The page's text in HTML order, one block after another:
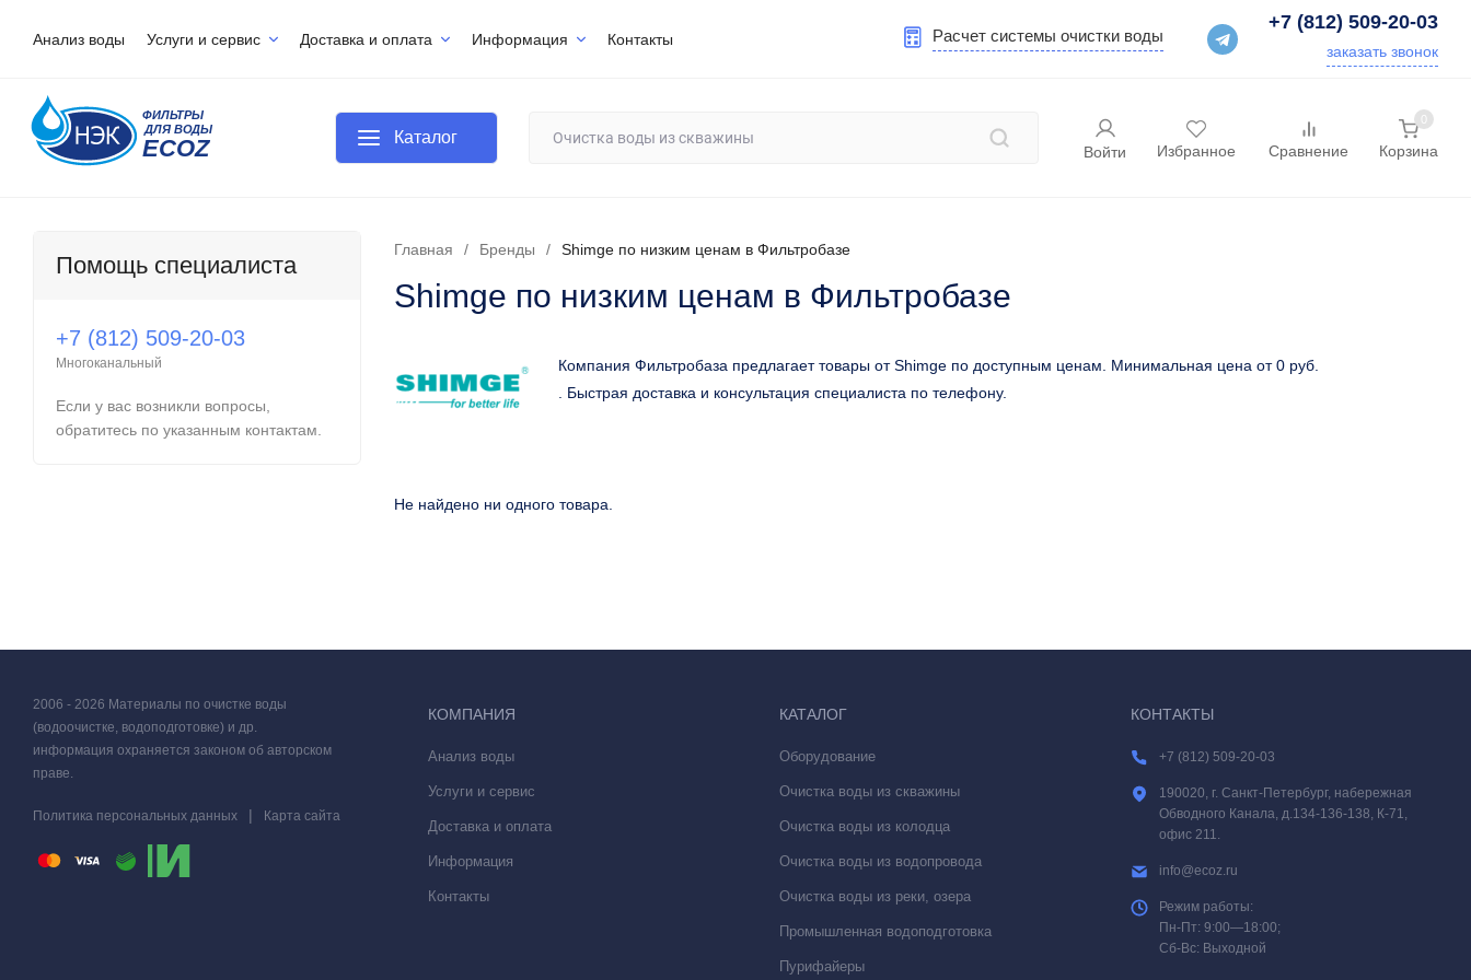
Анализ воды Услуги и сервис Доставка и оплата Информация Контакты Расчет системы очистки воды
+7 (812) 509-20-03
заказать звонок
Каталог
Войти Избранное Сравнение Корзина
0
Помощь специалиста
+7 (812) 509-20-03
Многоканальный
Если у вас возникли вопросы,
обратитесь по указанным контактам.
Главная / Бренды / Shimge по низким ценам в Фильтробазе
Shimge по низким ценам в Фильтробазе
Компания Фильтробаза предлагает товары от Shimge по доступным ценам. Минимальная цена от0 руб.
. Быстрая доставка и консультация специалиста по телефону.
Не найдено ни одного товара.
2006 - 2026 Материалы по очистке воды
(водоочистке, водоподготовке) и др.
информация охраняется законом об авторском
праве.
Политика персональных данных | Карта сайта
КОМПАНИЯ
Анализ воды
Услуги и сервис
Доставка и оплата
Информация
Контакты
КАТАЛОГ
Оборудование
Очистка воды из скважины
Очистка воды из колодца
Очистка воды из водопровода
Очистка воды из реки, озера
Промышленная водоподготовка
Пурифайеры
КОНТАКТЫ
+7 (812) 509-20-03
190020, г. Санкт-Петербург, набережная
Обводного Канала, д.134-136-138, К-71,
офис 211.
info@ecoz.ru
Режим работы:
Пн-Пт: 9:00—18:00;
Сб-Вс: Выходной